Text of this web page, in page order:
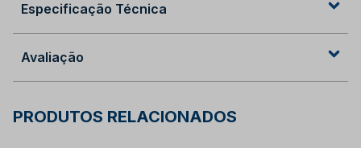
Especificação Técnica
Avaliação
PRODUTOS RELACIONADOS